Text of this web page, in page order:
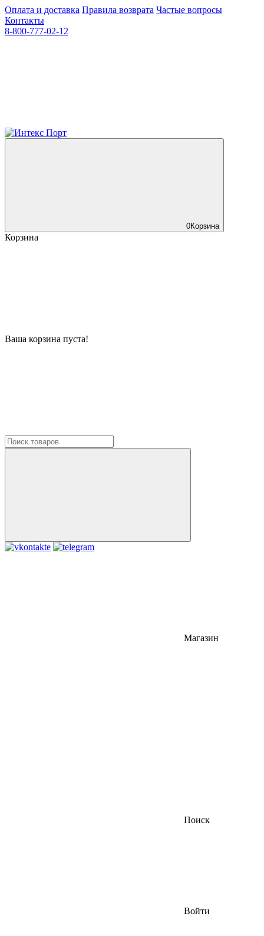
Оплата и доставка Правила возврата Частые вопросы
Контакты
8-800-777-02-12
0Корзина
Корзина
Ваша корзина пуста!
Магазин
Поиск
Войти